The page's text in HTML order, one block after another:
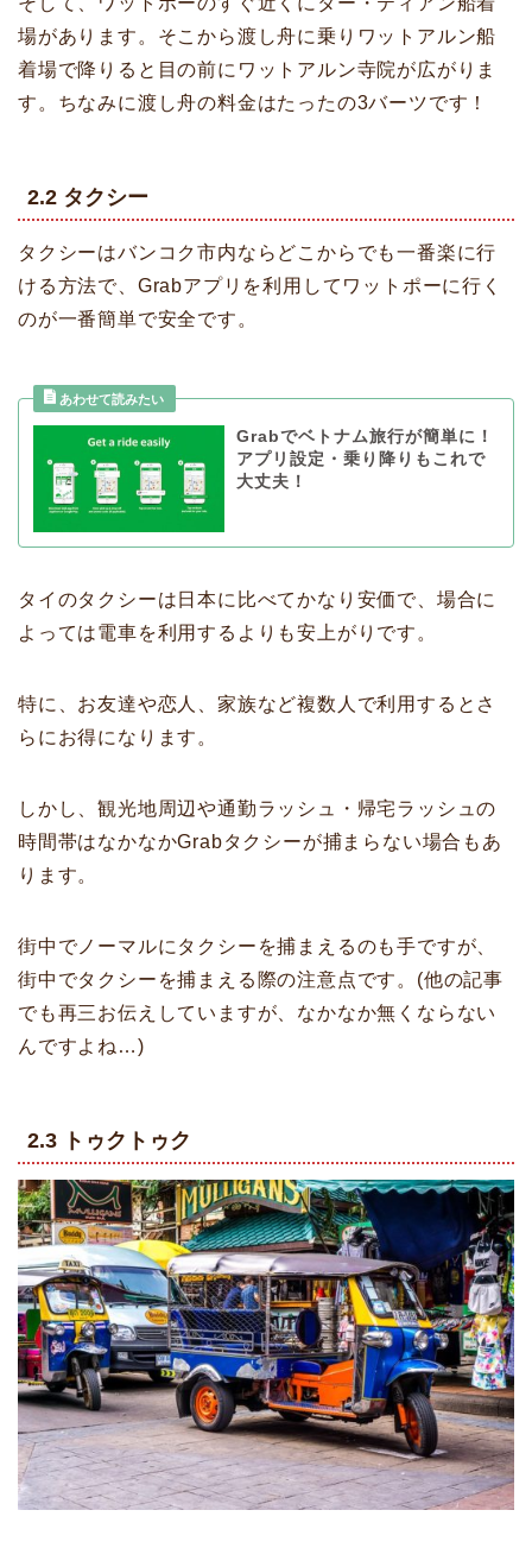
場があります。そこから渡し舟に乗りワットアルン船
着場で降りると目の前にワットアルン寺院が広がりま
す。ちなみに渡し舟の料金はたったの3バーツです！
2.2 タクシー
タクシーはバンコク市内ならどこからでも一番楽に行
ける方法で、Grabアプリを利用してワットポーに行く
のが一番簡単で安全です。
Grabでベトナム旅行が簡単に！
アプリ設定・乗り降りもこれで
大丈夫！
タイのタクシーは日本に比べてかなり安価で、場合に
よっては電車を利用するよりも安上がりです。
特に、お友達や恋人、家族など複数人で利用するとさ
らにお得になります。
しかし、観光地周辺や通勤ラッシュ・帰宅ラッシュの
時間帯はなかなかGrabタクシーが捕まらない場合もあ
ります。
街中でノーマルにタクシーを捕まえるのも手ですが、
街中でタクシーを捕まえる際の注意点です。(他の記事
でも再三お伝えしていますが、なかなか無くならない
んですよね…)
2.3 トゥクトゥク